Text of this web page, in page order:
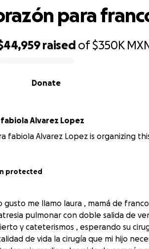
raised of$350K
Donate
para
Laura fabiola Alvarez Lopez
fabiola Alvarez Lopez is organizing
protected
gusto me llamo laura , mamá de
pulmonar con doble salida de
y cateterismos , esperando su
de vida la cirugía que mi hijo